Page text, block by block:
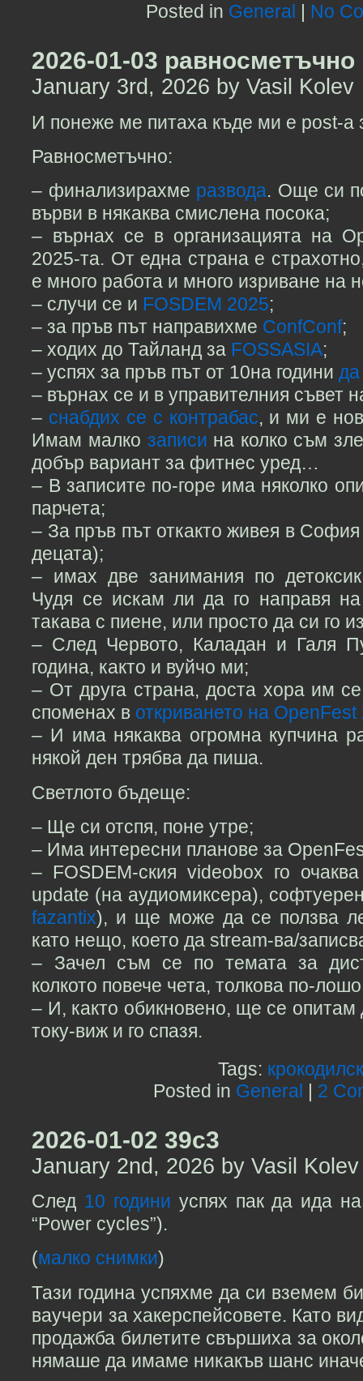
Posted in General No
2026-01-03 равносметъчно
January 3rd, 2026 by Vasil Kolev
И понеже ме питаха къде ми е post-а
Равносметъчно:
– финализирахме развода. Още си
върви в някаква смислена посока;
– върнах се в организацията на
2025-та. От една страна е
е много работа и много изриване на
– случи се и FOSDEM 2025;
– за пръв път направихме ConfConf;
– ходих до Тайланд за FOSSASIA;
– успях за пръв път от 10на години
– върнах се и в управителния съвет
– снабдих се с контрабас, и ми е
Имам малко записи на колко съм
добър вариант за фитнес уред…
– В записите по-горе има няколко
парчета;
– За пръв път откакто живея в
децата);
– имах две занимания по
Чудя се искам ли да го направя
такава с пиене, или просто да си го
– След Червото, Каладан и Галя
година, както и вуйчо ми;
– От друга страна, доста хора им
споменах в откриването на OpenFest
– И има някаква огромна купчина
някой ден трябва да пиша.
Светлото бъдеще:
– Ще си отспя, поне утре;
– Има интересни планове за
– FOSDEM-ския videobox го
update (на аудиомиксера),
fazantix), и ще може да се ползва
като нещо, което да stream-ва/
– Зачел съм се по темата за
колкото повече чета, толкова по-
– И, както обикновено, ще се
току-виж и го спазя.
Tags:
Posted in General | 2
2026-01-02 39c3
January 2nd, 2026 by Vasil Kolev
След 10 години успях пак да ида
“Power cycles”).
(малко снимки)
Тази година успяхме да си вземем
ваучери за хакерспейсовете. Като
продажба билетите свършиха за
нямаше да имаме никакъв шанс